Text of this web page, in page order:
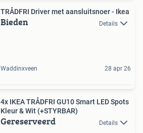
TRÅDFRI Driver met aansluitsnoer - Ikea
Bieden Details
Waddinxveen 28 apr 26
4x IKEA TRÅDFRI GU10 Smart LED Spots
Kleur & Wit (+STYRBAR)
Gereserveerd Details